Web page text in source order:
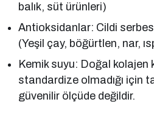
balık, süt ürünleri)
Antioksidanlar: Cildi
(Yeşil çay, böğürtlen, nar,
Kemik suyu: Doğal kolajen
standardize olmadığı için
güvenilir ölçüde değildir.